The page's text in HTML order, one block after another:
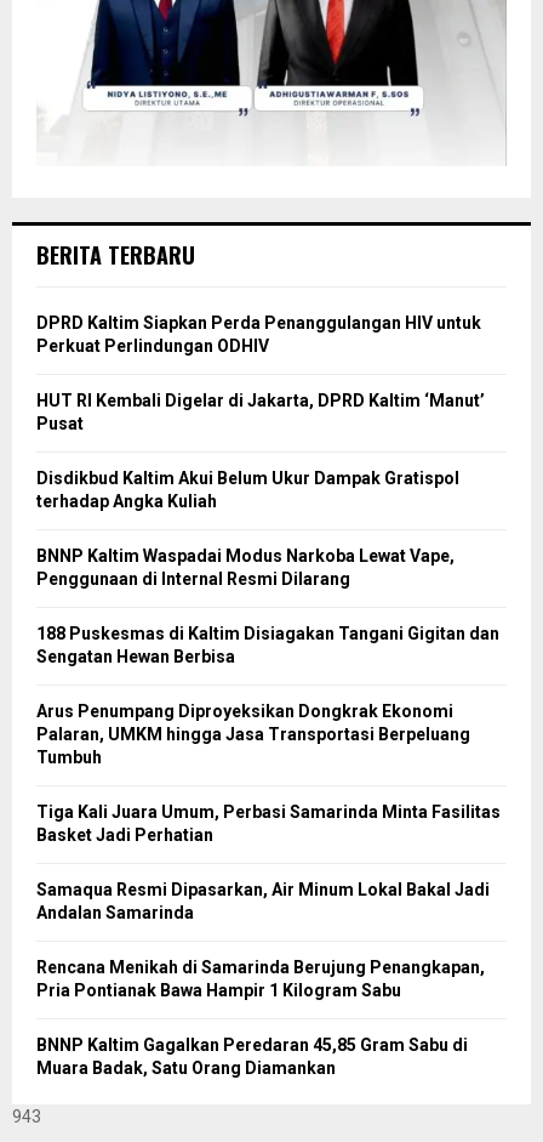
BERITA TERBARU
DPRD Kaltim Siapkan Perda Penanggulangan HIV untuk
Perkuat Perlindungan ODHIV
HUT RI Kembali Digelar di Jakarta, DPRD Kaltim ‘Manut’
Pusat
Disdikbud Kaltim Akui Belum Ukur Dampak Gratispol
terhadap Angka Kuliah
BNNP Kaltim Waspadai Modus Narkoba Lewat Vape,
Penggunaan di Internal Resmi Dilarang
188 Puskesmas di Kaltim Disiagakan Tangani Gigitan dan
Sengatan Hewan Berbisa
Arus Penumpang Diproyeksikan Dongkrak Ekonomi
Palaran, UMKM hingga Jasa Transportasi Berpeluang
Tumbuh
Tiga Kali Juara Umum, Perbasi Samarinda Minta Fasilitas
Basket Jadi Perhatian
Samaqua Resmi Dipasarkan, Air Minum Lokal Bakal Jadi
Andalan Samarinda
Rencana Menikah di Samarinda Berujung Penangkapan,
Pria Pontianak Bawa Hampir 1 Kilogram Sabu
BNNP Kaltim Gagalkan Peredaran 45,85 Gram Sabu di
Muara Badak, Satu Orang Diamankan
943